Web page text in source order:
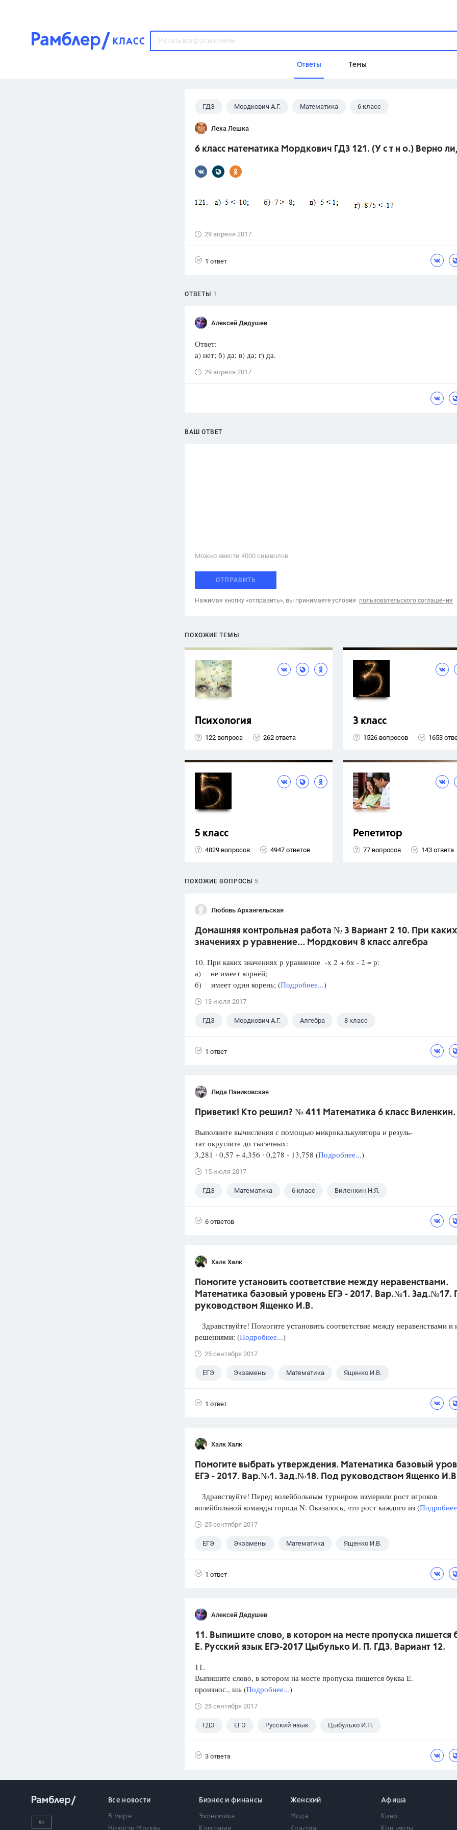
Ответы Темы
Популярные темы
ГДЗ
3273 ответа
3460 ответов
1752 ответа
ответов
Домашнее задание
Школа
Учебники
ГДЗ Мордкович А.Г. Математика 6 класс
Леха Лешка
6 класс математика Мордкович ГДЗ 121. (У с т н о.) Верно
29 апреля 2017
1 ответ
ОТВЕТЫ 1
Алексей Дедушев
Ответ:
а) нет; б) да; в) да; г) да.
29 апреля 2017
ВАШ ОТВЕТ
Можно ввести 4000 cимволов
ОТПРАВИТЬ
Нажимая кнопку «отправить», вы принимаете условия пользовательского соглашения
ПОХОЖИЕ ТЕМЫ
Психология
122 вопроса 262 ответа
3 класс
1526 вопросов 1653
5 класс
4829 вопросов 4947 ответов
Репетитор
77 вопросов 143 ответа
ПОХОЖИЕ ВОПРОСЫ 5
Любовь Архангельская
Домашняя контрольная работа № 3 Вариант 2 10. При каких
значениях р уравнение... Мордкович 8 класс алгебра
10. При каких значениях р уравнение -х 2 + 6х - 2 = р:
а) не имеет корней;
б) имеет один корень; (Подробнее...)
13 июля 2017
ГДЗ Мордкович А.Г. Алгебра 8 класс
1 ответ
Лида Паниковская
Приветик! Кто решил? № 411 Математика 6 класс Виленкин.
Выполните вычисления с помощью микрокалькулятора и резуль-
тат округлите до тысячных:
3,281 ∙ 0,57 + 4,356 ∙ 0,278 - 13,758 (Подробнее...)
15 июля 2017
ГДЗ Математика 6 класс Виленкин Н.Я.
6 ответов
Халк Халк
Помогите установить соответствие между неравенствами.
Математика базовый уровень ЕГЭ - 2017. Вар.№1. Зад.№17.
руководством Ященко И.В.
Здравствуйте! Помогите установить соответствие между неравенствами и
решениями: (Подробнее...)
25 сентября 2017
ЕГЭ Экзамены Математика Ященко И.В.
1 ответ
Халк Халк
Помогите выбрать утверждения. Математика базовый
ЕГЭ - 2017. Вар.№1. Зад.№18. Под руководством Ященко
Здравствуйте! Перед волейбольным турниром измерили рост игроков
волейбольной команды города N. Оказалось, что рост каждого из (
25 сентября 2017
ЕГЭ Экзамены Математика Ященко И.В.
1 ответ
Алексей Дедушев
11. Выпишите слово, в котором на месте пропуска пишется
Е. Русский язык ЕГЭ-2017 Цыбулько И. П. ГДЗ. Вариант 12.
11.
Выпишите слово, в котором на месте пропуска пишется буква Е.
произнос., шь (Подробнее...)
25 сентября 2017
ГДЗ ЕГЭ Русский язык Цыбулько И.П.
3 ответа
6+
Все новости
В мире
Бизнес и финансы
Экономика
Женский
Мода
Афиша
Кино